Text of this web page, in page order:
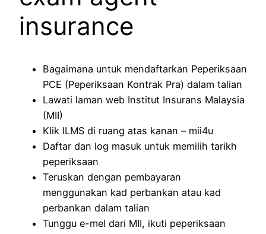
insurance
Bagaimana untuk mendaftarkan Peperiksaan
PCE (Peperiksaan Kontrak Pra) dalam talian
Lawati laman web Institut Insurans Malaysia
(MII)
Klik ILMS di ruang atas kanan – mii4u
Daftar dan log masuk untuk memilih tarikh
peperiksaan
Teruskan dengan pembayaran
menggunakan kad perbankan atau kad
perbankan dalam talian
Tunggu e-mel dari MII, ikuti peperiksaan